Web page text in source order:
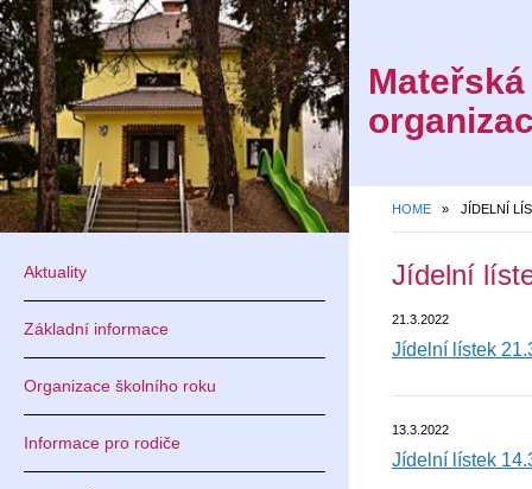
OD 1. 9.
NOVÉ
HOME » JÍDELNÍ
Aktuality
Základní informace
Organizace školního roku
Informace pro rodiče
Jídelní
21.3.2022
Jídelní lístek
13.3.2022
Jídelní lístek